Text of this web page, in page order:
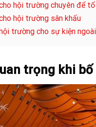
hội trường chuyên để
hội trường sân khấu
trường cho sự kiện
trọng khi